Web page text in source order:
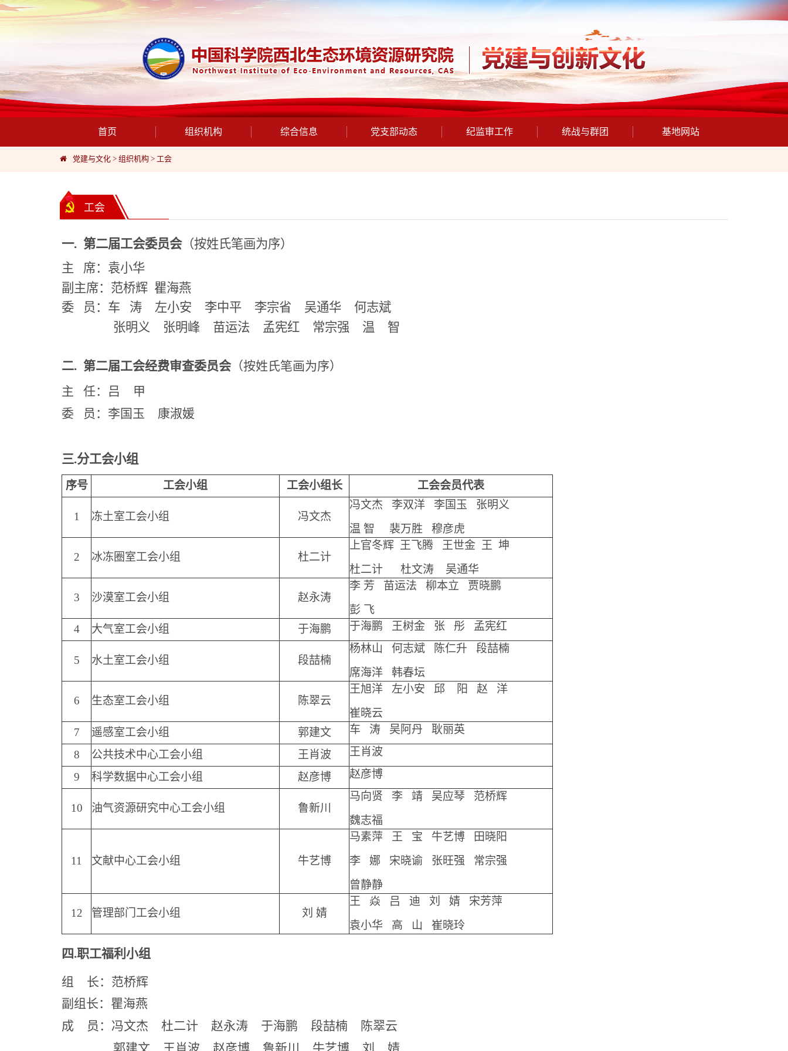
首页 组织机构 综合信息 党支部动态 纪监审工作 统战与群团 基地网站
党建与文化 > 组织机构 > 工会
工会
一. 第二届工会委员会（按姓氏笔画为序）
主 席：袁小华
副主席：范桥辉 瞿海燕
委 员：车 涛 左小安 李中平 李宗省 吴通华 何志斌
张明义 张明峰 苗运法 孟宪红 常宗强 温 智
二. 第二届工会经费审查委员会 （按姓氏笔画为序）
主 任：吕 甲
委 员：李国玉 康淑媛
三.分工会小组
序号 工会小组 工会小组长 工会会员代表
1 冻土室工会小组 冯文杰
冯文杰 李双洋 李国玉 张明义
温 智 裴万胜 穆彦虎
2 冰冻圈室工会小组 杜二计
上官冬辉 王飞腾 王世金 王 坤
杜二计 杜文涛 吴通华
3 沙漠室工会小组 赵永涛
李 芳 苗运法 柳本立 贾晓鹏
彭 飞
4
大气室工会小组 于海鹏 于海鹏 王树金 张 彤 孟宪红
5 水土室工会小组 段喆楠
杨林山 何志斌 陈仁升 段喆楠
席海洋 韩春坛
6 生态室工会小组 陈翠云
王旭洋 左小安 邱 阳 赵 洋
崔晓云
7
遥感室工会小组 郭建文 车 涛 吴阿丹 耿丽英
8 公共技术中心工会小组 王肖波 王肖波
9 科学数据中心工会小组 赵彦博 赵彦博
10 油气资源研究中心工会小组 鲁新川
马向贤 李 靖 吴应琴 范桥辉
魏志福
11 文献中心工会小组 牛艺博
马素萍 王 宝 牛艺博 田晓阳
李 娜 宋晓谕 张旺强 常宗强
曾静静
12 管理部门工会小组 刘 婧
王 焱 吕 迪 刘 婧 宋芳萍
袁小华 高 山 崔晓玲
四.职工福利小组
组 长：范桥辉
副组长：瞿海燕
成 员：冯文杰 杜二计 赵永涛 于海鹏 段喆楠 陈翠云
郭建文 王肖波 赵彦博 鲁新川 牛艺博 刘 婧